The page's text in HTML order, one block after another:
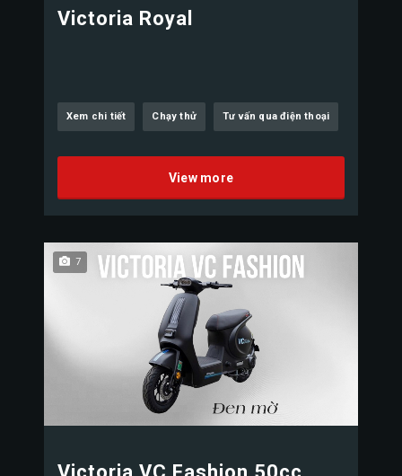
Victoria Royal
Xem chi tiết Chạy thử Tư vấn qua điện thoại
View more
7